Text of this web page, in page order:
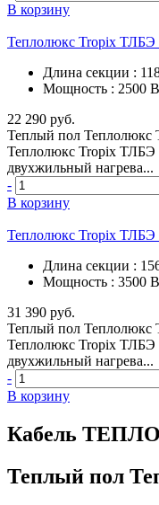
В корзину
Теплолюкс Tropix ТЛБЭ
Длина секции :
Мощность : 2500
22 290 руб.
Теплый пол Теплолюкс
Теплолюкс Tropix ТЛБЭ
двухжильный нагрева...
-
В корзину
Теплолюкс Tropix ТЛБЭ
Длина секции :
Мощность : 3500
31 390 руб.
Теплый пол Теплолюкс
Теплолюкс Tropix ТЛБЭ
двухжильный нагрева...
-
В корзину
Кабель
Теплый пол